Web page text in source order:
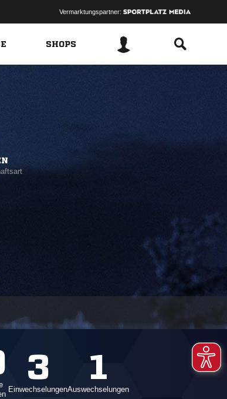
Vermarktungspartner:
SHOPS
3
Einwechselungen
1
Auswechselungen